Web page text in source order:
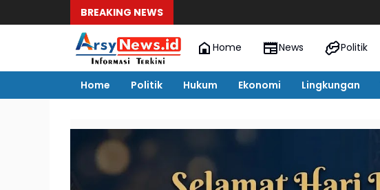
BREAKING NEWS
Home News Politik
Home Politik Hukum Ekonomi Lingkungan